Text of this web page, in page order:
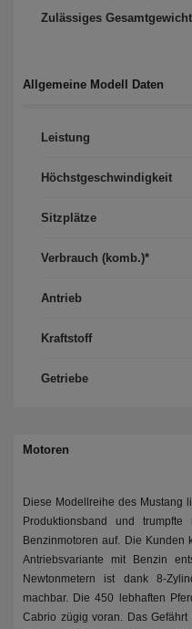
Zulässiges Gesamtgewicht
Allgemeine Modell Daten
Leistung
Höchst­geschwindigkeit
Sitzplätze
Verbrauch (komb.)*
Antrieb
Kraftstoff
Getriebe
Motoren
Diese Modellreihe des Mustang
Produktionsband und
Benzinmotoren auf. Die Kunden
Antriebsvariante mit Benzin
Newtonmetern ist dank 8-
machbar. Die 450 lebhaften
Cabrio zügig voran. Das